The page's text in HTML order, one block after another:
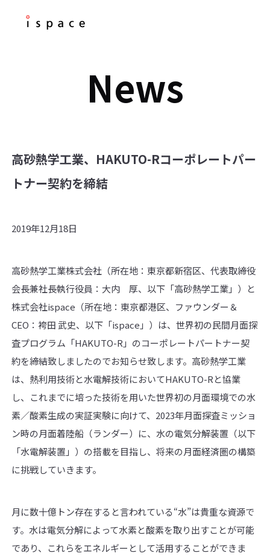
News
高砂熱学工業、HAKUTO-Rコーポレートパー
トナー契約を締結
2019年12月18日
高砂熱学工業株式会社（所在地：東京都新宿区、代表取締役
会長兼社長執行役員：大内 厚、以下「高砂熱学工業」）と
株式会社ispace（所在地：東京都港区、ファウンダー＆
CEO：袴田 武史、以下「ispace」）は、世界初の民間月面探
査プログラム「HAKUTO-R」のコーポレートパートナー契
約を締結致しましたのでお知らせ致します。高砂熱学工業
は、熱利用技術と水電解技術においてHAKUTO-Rと協業
し、これまでに培った技術を用いた世界初の月面環境での水
素／酸素生成の実証実験に向けて、2023年月面探査ミッショ
ン時の月面着陸船（ランダー）に、水の電気分解装置（以下
「水電解装置」）の搭載を目指し、将来の月面経済圏の構築
に挑戦していきます。
月に数十億トン存在すると言われている“水”は貴重な資源で
す。水は電気分解によって水素と酸素を取り出すことが可能
であり、これらをエネルギーとして活用することができま